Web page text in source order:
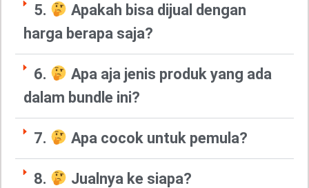
5.
Apakah bisa dijual dengan
harga berapa saja?
6.
Apa aja jenis produk yang ada
dalam bundle ini?
7. Apa cocok untuk pemula?
8. Jualnya ke siapa?